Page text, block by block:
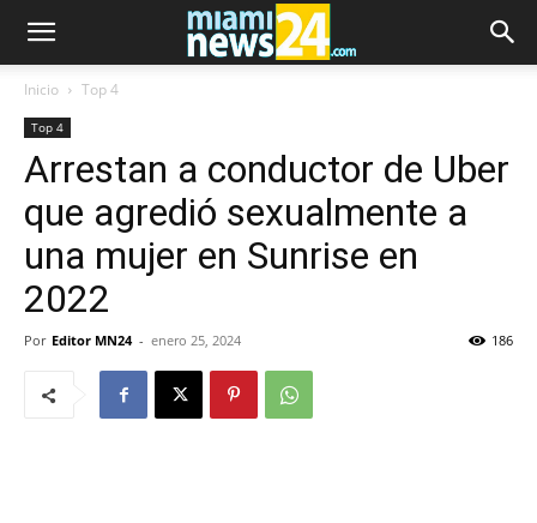
Inicio Top 4
Top 4
Arrestan a conductor de Uber
que agredió sexualmente a
una mujer en Sunrise en
2022
Por Editor MN24 - enero 25, 2024 186